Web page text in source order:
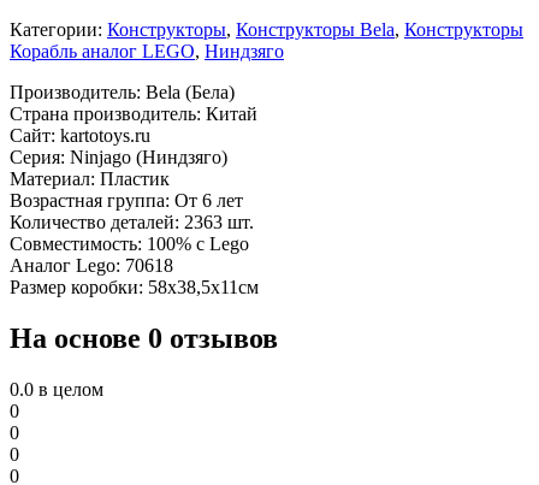
Категории: Конструкторы, Конструкторы Bela, Конструкторы
Корабль аналог LEGO, Ниндзяго
Производитель: Bela (Бела)
Страна производитель: Китай
Сайт: kartotoys.ru
Серия: Ninjago (Ниндзяго)
Материал: Пластик
Возрастная группа: От 6 лет
Количество деталей: 2363 шт.
Совместимость: 100% с Lego
Аналог Lego: 70618
Размер коробки: 58х38,5х11см
На основе 0 отзывов
0.0 в целом
0
0
0
0